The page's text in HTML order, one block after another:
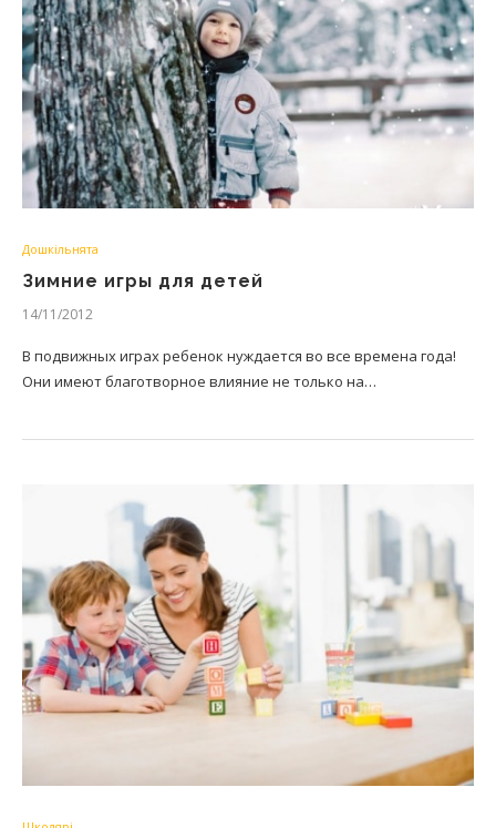
Дошкільнята
Зимние игры для детей
14/11/2012
В подвижных играх ребенок нуждается во все времена года!
Они имеют благотворное влияние не только на…